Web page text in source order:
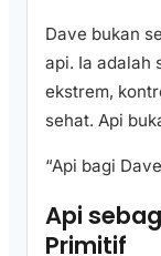
Dave bukan
api. Ia adalah
ekstrem,
sehat. Api
“Api bagi
Api
Primitif